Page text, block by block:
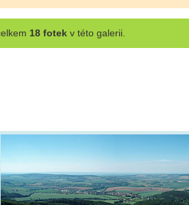
18 fotekv této galerii.